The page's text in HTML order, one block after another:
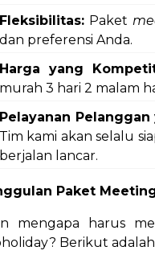
Fleksibilitas: Paket
dan preferensi Anda.
Harga yang
murah 3 hari 2 malam
Pelayanan Pelanggan
Tim kami akan selalu
berjalan lancar.
Paket
mengapa harus
Berikut